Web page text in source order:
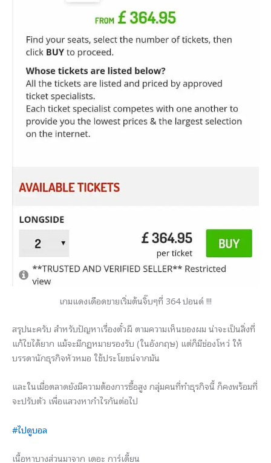
เกมแดงเดือดขายเริ่มต้นจิ๊บๆที่ 364 ปอนด์ !!!
สรุปนะครับ สำหรับปัญหาเรื่องตั๋วผี ตามความเห็นของผม น่าจะเป็นสิ่งที่
แก้ไขได้ยาก แม้จะมีกฏหมายรองรับ (ในอังกฤษ) แต่ก็มีช่องโหว่ ให้
บรรดานักธุรกิจหัวหมอ ใช้ประโยชน์จากมัน
และในเมื่อตลาดยังมีความต้องการซื้อสูง กลุ่มคนที่ทำธุรกิจนี้ ก็คงพร้อมที่
จะปรับตัว เพื่อแสวงหากำไรกันต่อไป
#ไปดูบอล
เนื้อหาบางส่วนมาจาก เดอะ การ์เดี้ยน